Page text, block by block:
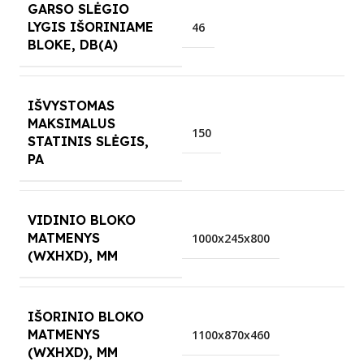
GARSO SLĖGIO
LYGIS IŠORINIAME
BLOKE, DB(A)
46
IŠVYSTOMAS
MAKSIMALUS
STATINIS SLĖGIS,
PA
150
VIDINIO BLOKO
MATMENYS
(WXHXD), MM
1000x245x800
IŠORINIO BLOKO
MATMENYS
(WXHXD), MM
1100x870x460